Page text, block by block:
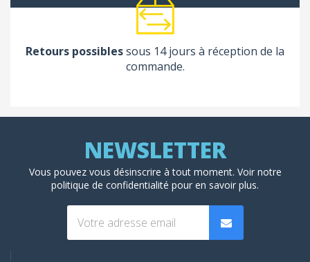
Retours possiblessous 14 jours à réception de la
commande.
Vous pouvez vous désinscrire à tout moment. Voir notre
politique de confidentialité pour en savoir plus.